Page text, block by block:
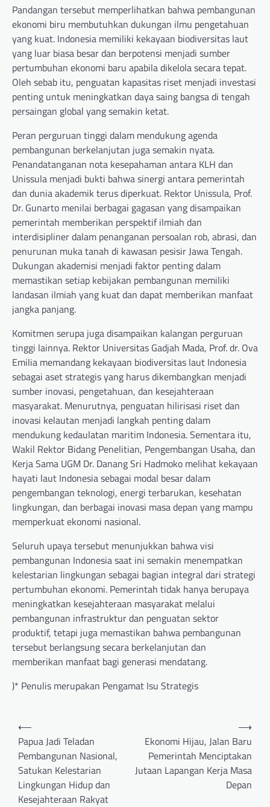
Pandangan tersebut memperlihatkan bahwa pembangunan
ekonomi biru membutuhkan dukungan ilmu pengetahuan
yang kuat. Indonesia memiliki kekayaan biodiversitas laut
yang luar biasa besar dan berpotensi menjadi sumber
pertumbuhan ekonomi baru apabila dikelola secara tepat.
Oleh sebab itu, penguatan kapasitas riset menjadi investasi
penting untuk meningkatkan daya saing bangsa di tengah
persaingan global yang semakin ketat.
Peran perguruan tinggi dalam mendukung agenda
pembangunan berkelanjutan juga semakin nyata.
Penandatanganan nota kesepahaman antara KLH dan
Unissula menjadi bukti bahwa sinergi antara pemerintah
dan dunia akademik terus diperkuat. Rektor Unissula, Prof.
Dr. Gunarto menilai berbagai gagasan yang disampaikan
pemerintah memberikan perspektif ilmiah dan
interdisipliner dalam penanganan persoalan rob, abrasi, dan
penurunan muka tanah di kawasan pesisir Jawa Tengah.
Dukungan akademisi menjadi faktor penting dalam
memastikan setiap kebijakan pembangunan memiliki
landasan ilmiah yang kuat dan dapat memberikan manfaat
jangka panjang.
Komitmen serupa juga disampaikan kalangan perguruan
tinggi lainnya. Rektor Universitas Gadjah Mada, Prof. dr. Ova
Emilia memandang kekayaan biodiversitas laut Indonesia
sebagai aset strategis yang harus dikembangkan menjadi
sumber inovasi, pengetahuan, dan kesejahteraan
masyarakat. Menurutnya, penguatan hilirisasi riset dan
inovasi kelautan menjadi langkah penting dalam
mendukung kedaulatan maritim Indonesia. Sementara itu,
Wakil Rektor Bidang Penelitian, Pengembangan Usaha, dan
Kerja Sama UGM Dr. Danang Sri Hadmoko melihat kekayaan
hayati laut Indonesia sebagai modal besar dalam
pengembangan teknologi, energi terbarukan, kesehatan
lingkungan, dan berbagai inovasi masa depan yang mampu
memperkuat ekonomi nasional.
Seluruh upaya tersebut menunjukkan bahwa visi
pembangunan Indonesia saat ini semakin menempatkan
kelestarian lingkungan sebagai bagian integral dari strategi
pertumbuhan ekonomi. Pemerintah tidak hanya berupaya
meningkatkan kesejahteraan masyarakat melalui
pembangunan infrastruktur dan penguatan sektor
produktif, tetapi juga memastikan bahwa pembangunan
tersebut berlangsung secara berkelanjutan dan
memberikan manfaat bagi generasi mendatang.
)* Penulis merupakan Pengamat Isu Strategis
Post
navigation
⟵
Papua Jadi Teladan
Pembangunan Nasional,
Satukan Kelestarian
Lingkungan Hidup dan
Kesejahteraan Rakyat
Ekonomi Hijau, Jalan Baru
Pemerintah Menciptakan
Jutaan Lapangan Kerja Masa
Depan
⟶